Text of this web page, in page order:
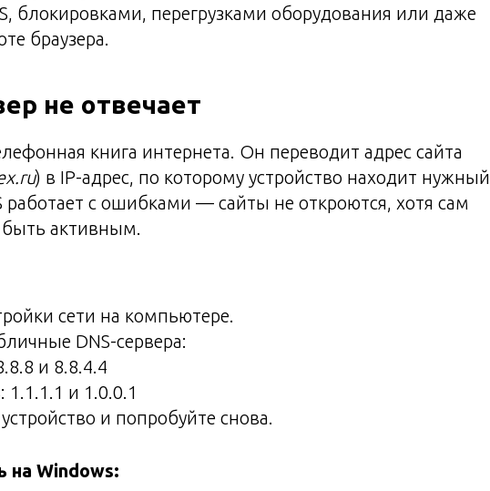
блокировками, перегрузками оборудования или даже
браузера.
не отвечает
книга интернета. Он переводит адрес сайта
) в IP-адрес, по которому устройство находит нужный
работает с ошибками — сайты не откроются, хотя сам
активным.
сети на компьютере.
DNS-сервера:
и 8.8.4.4
1.1.1.1 и 1.0.0.1
и попробуйте снова.
на Windows: